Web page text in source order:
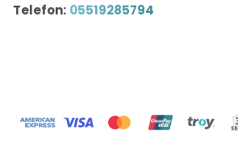
Telefon: 05519285794